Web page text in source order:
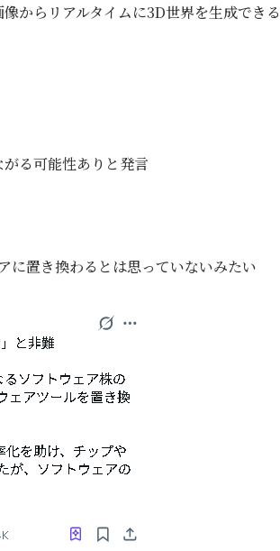
からリアルタイムに3D世界を生成できる
る可能性ありと発言
に置き換わるとは思っていないみたい